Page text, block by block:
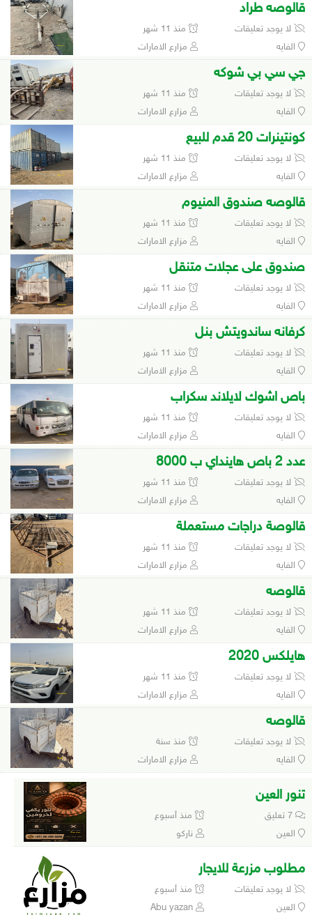
قالوصه طراد
لا يوجد تعليقات
منذ 11 شهر
الفايه
مزارع الامارات
جي سي بي شوكه
لا يوجد تعليقات
منذ 11 شهر
الفايه
مزارع الامارات
كونتينرات 20 قدم للبيع
لا يوجد تعليقات
منذ 11 شهر
الفايه
مزارع الامارات
قالوصه صندوق المنيوم
لا يوجد تعليقات
منذ 11 شهر
الفايه
مزارع الامارات
صندوق على عجلات متنقل
لا يوجد تعليقات
منذ 11 شهر
الفايه
مزارع الامارات
كرفانه ساندويتش بنل
لا يوجد تعليقات
منذ 11 شهر
الفايه
مزارع الامارات
باص اشوك لايلاند سكراب
لا يوجد تعليقات
منذ 11 شهر
الفايه
مزارع الامارات
عدد 2 باص هاينداي ب 8000
لا يوجد تعليقات
منذ 11 شهر
الفايه
مزارع الامارات
قالوصة دراجات مستعملة
لا يوجد تعليقات
منذ 11 شهر
الفايه
مزارع الامارات
قالوصه
لا يوجد تعليقات
منذ 11 شهر
الفايه
مزارع الامارات
هايلكس 2020
لا يوجد تعليقات
منذ 11 شهر
الفايه
مزارع الامارات
قالوصه
لا يوجد تعليقات
منذ سنة
الفايه
مزارع الامارات
تنور العين
7 تعليق
منذ أسبوع
العين
ناركو
مطلوب مزرعة للايجار
لا يوجد تعليقات
منذ أسبوع
العين
Abu yazan